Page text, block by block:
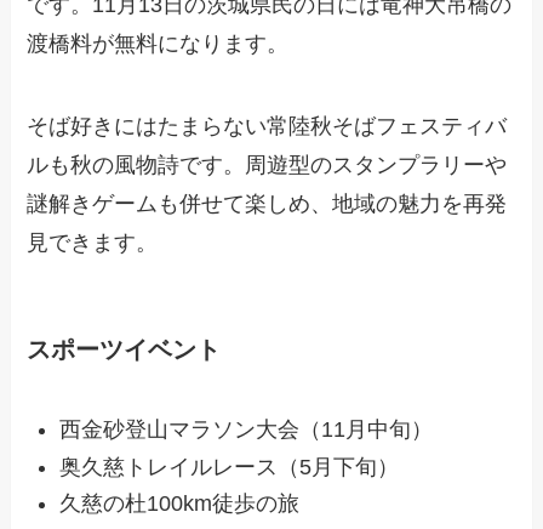
渡橋料が無料になります。
そば好きにはたまらない常陸秋そばフェスティバ
ルも秋の風物詩です。周遊型のスタンプラリーや
謎解きゲームも併せて楽しめ、地域の魅力を再発
見できます。
スポーツイベント
西金砂登山マラソン大会（11月中旬）
奥久慈トレイルレース（5月下旬）
久慈の杜100km徒歩の旅